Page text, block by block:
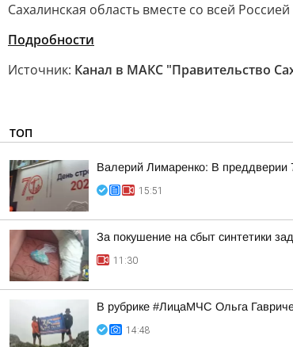
Сахалинская область вместе со всей
Подробности
Источник: Канал в МАКС "Правительство
ТОП
Валерий Лимаренко: В преддверии
15:51
За покушение на сбыт синтетики
11:30
В рубрике #ЛицаМЧС Ольга
14:48